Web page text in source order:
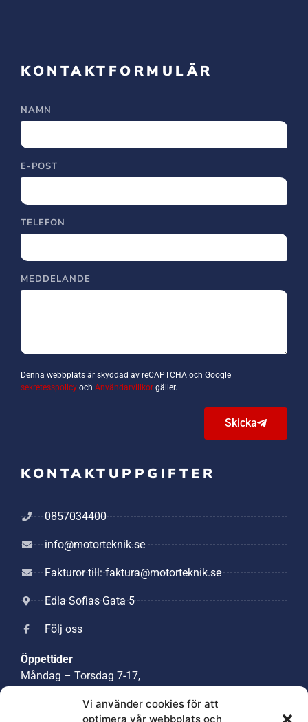
Vi använder cookies för att
optimera vår webbplats och
KONTAKTFORMULÄR
NAMN
E-POST
TELEFON
MEDDELANDE
Denna webbplats är skyddad av reCAPTCHA och Google
sekretesspolicy och Användarvillkor gäller.
Skicka
KONTAKTUPPGIFTER
0857034400
info@motorteknik.se
Fakturor till: faktura@motorteknik.se
Edla Sofias Gata 5
Följ oss
Öppettider
Måndag – Torsdag 7-17,